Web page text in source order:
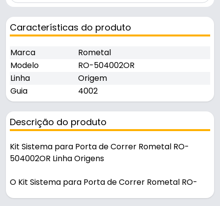
Características do produto
Marca
Rometal
Modelo
RO-504002OR
Linha
Origem
Guia
4002
Descrição do produto
Kit Sistema para Porta de Correr Rometal RO-
504002OR Linha Origens
O Kit Sistema para Porta de Correr Rometal RO-